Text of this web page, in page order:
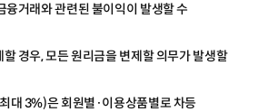
융거래와 관련된 불이익이 발생할 수
경우, 모든 원리금을 변제할 의무가 발생할
대 3%)은 회원별·이용상품별로 차등